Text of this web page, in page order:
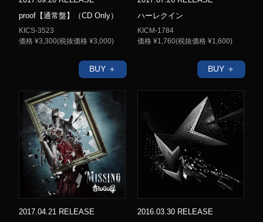
proof【通常盤】（CD Only）
KICS-3523
価格 ¥3,300(税抜価格 ¥3,000)
BUY ＋
ハーレクイン
KICM-1784
価格 ¥1,760(税抜価格 ¥1,600)
BUY ＋
2017.04.21 RELEASE
2016.03.30 RELEASE